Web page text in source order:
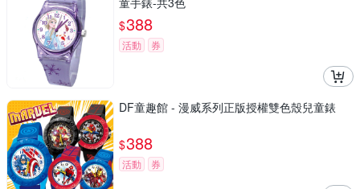
$388
活動 券
DF童趣館 - 漫威系列正版授權雙色殼兒童錶
$388
活動 券